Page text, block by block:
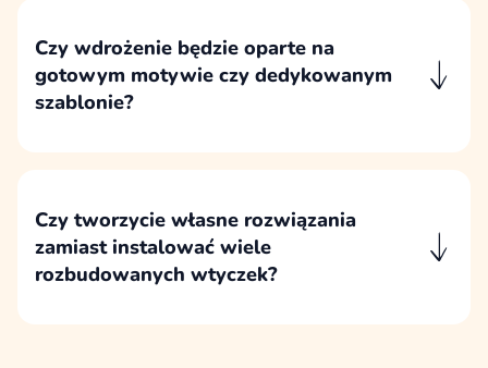
motywu lub indywidualnych funkcji.
Czy wdrożenie będzie oparte na
gotowym motywie czy dedykowanym
szablonie?
przy rozwoju istniejącej strony pracujemy na
obecnym motywie lub motywie potomnym.
Czy tworzycie własne rozwiązania
zamiast instalować wiele
rozbudowanych wtyczek?